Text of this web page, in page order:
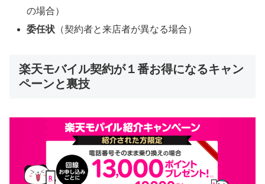
の場合）
委任状 （契約者と来店者が異なる場合）
楽天モバイル契約が１番お得になるキャン
ペーンと裏技